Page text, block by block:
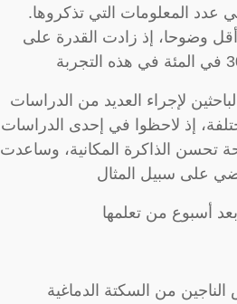
المئة من الأحداث، بزيادة قدرها 11 ضعفا في عدد المعلومات التي تذكروها.
وضوحا، إذ زادت القدرة على
لإجراء العديد من الدراسات
إذ لاحظوا في إحدى الدراسات
تحسن الذاكرة المكانية، وساعدت
على سبيل المثال
أسبوع من تعلمها
من السكتة الدماغية